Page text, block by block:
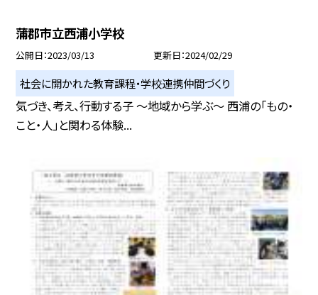
蒲郡市立西浦小学校
公開日 2023/03/13 更新日 2024/02/29
社会に開かれた教育課程・学校連携仲間づくり
気づき、考え、行動する子 〜地域から学ぶ〜 西浦の「もの・
こと・人」と関わる体験...